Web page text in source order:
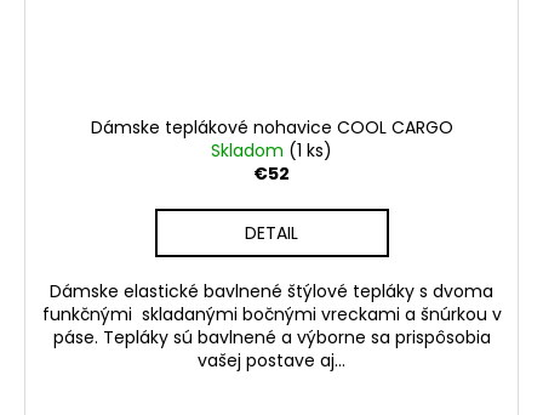
Dámske teplákové nohavice COOL CARGO
Skladom (1 ks)
€52
DETAIL
Dámske elastické bavlnené štýlové tepláky s dvoma
funkčnými skladanými bočnými vreckami a šnúrkou v
páse. Tepláky sú bavlnené a výborne sa prispôsobia
vašej postave aj...